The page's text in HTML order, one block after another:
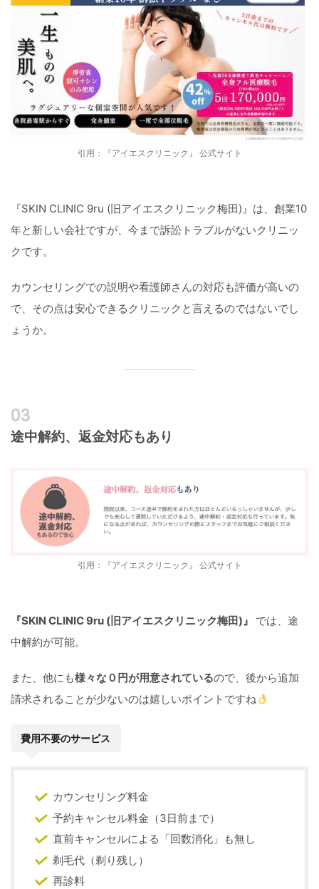
引用：『アイエスクリニック』 公式サイト
『SKIN CLINIC 9ru (旧アイエスクリニック梅田)』は、創業10
年と新しい会社ですが、今まで訴訟トラブルがないクリニッ
クです。
カウンセリングでの説明や看護師さんの対応も評価が高いの
で、その点は安心できるクリニックと言えるのではないでし
ょうか。
途中解約、返金対応もあり
引用：『アイエスクリニック』 公式サイト
『SKIN CLINIC 9ru (旧アイエスクリニック梅田)』 では、途
中解約が可能。
また、他にも様々な０円が用意されているので、後から追加
請求されることが少ないのは嬉しいポイントですね
費用不要のサービス
カウンセリング料金
予約キャンセル料金（3日前まで）
直前キャンセルによる「回数消化」も無し
剃毛代（剃り残し）
再診料